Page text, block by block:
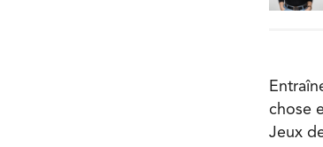
chose
Jeux